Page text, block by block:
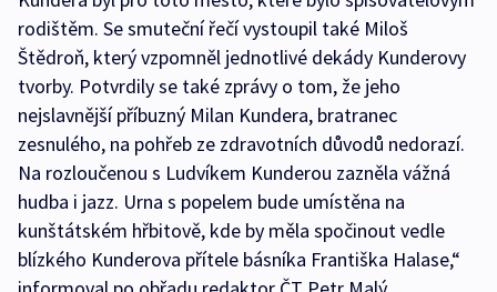
rodištěm. Se smuteční řečí vystoupil také Miloš
Štědroň, který vzpomněl jednotlivé dekády Kunderovy
tvorby. Potvrdily se také zprávy o tom, že jeho
nejslavnější příbuzný Milan Kundera, bratranec
zesnulého, na pohřeb ze zdravotních důvodů nedorazí.
Na rozloučenou s Ludvíkem Kunderou zazněla vážná
hudba i jazz. Urna s popelem bude umístěna na
kunštátském hřbitově, kde by měla spočinout vedle
blízkého Kunderova přítele básníka Františka Halase,“